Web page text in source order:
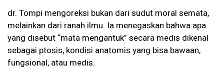
dr. Tompi mengoreksi bukan dari sudut moral semata,
melainkan dari ranah ilmu. Ia menegaskan bahwa apa
yang disebut “mata mengantuk” secara medis dikenal
sebagai ptosis, kondisi anatomis yang bisa bawaan,
fungsional, atau medis.